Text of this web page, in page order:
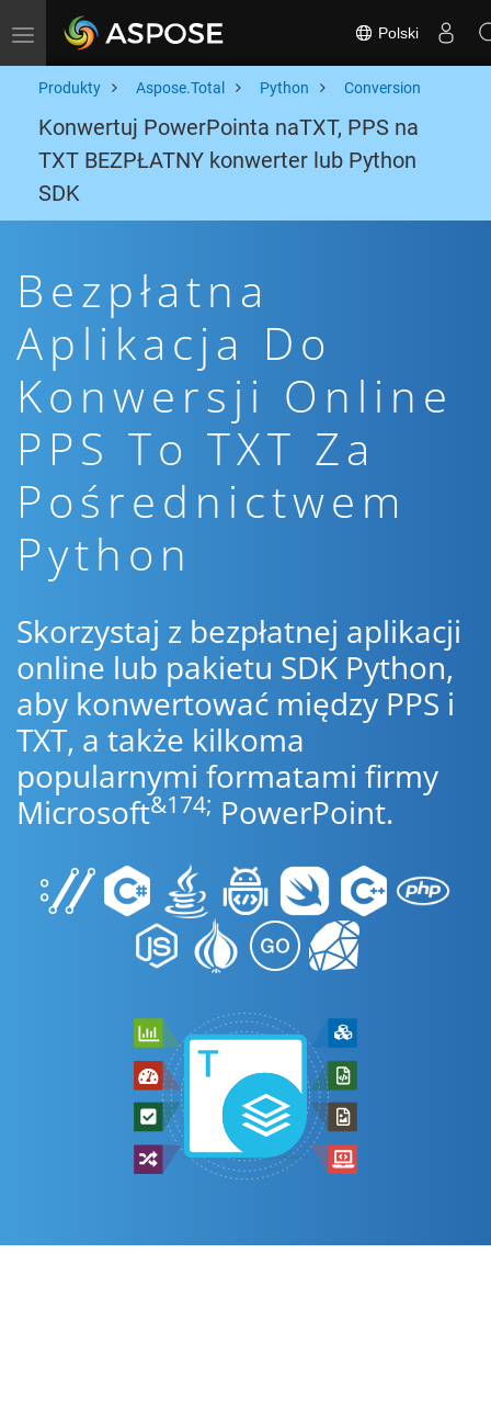
Toggle navigation Polski
Produkty Aspose.Total Python Conversion
Konwertuj PowerPointa naTXT, PPS na
TXT BEZPŁATNY konwerter lub Python
SDK
Bezpłatna
Aplikacja Do
Konwersji Online
PPS To TXT Za
Pośrednictwem
Python
Skorzystaj z bezpłatnej aplikacji
online lub pakietu SDK Python,
aby konwertować między PPS i
TXT, a także kilkoma
popularnymi formatami firmy
Microsoft&174; PowerPoint.